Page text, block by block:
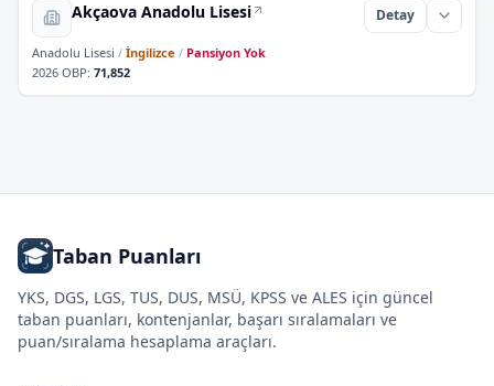
Akçaova Anadolu Lisesi Detay
Anadolu Lisesi / İngilizce / Pansiyon Yok
2026 OBP: 71,852
Taban Puanları
YKS, DGS, LGS, TUS, DUS, MSÜ, KPSS ve ALES için güncel
taban puanları, kontenjanlar, başarı sıralamaları ve
puan/sıralama hesaplama araçları.